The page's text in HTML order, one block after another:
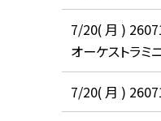
7/20( 月 )
オーケストラミ
7/20( 月 )